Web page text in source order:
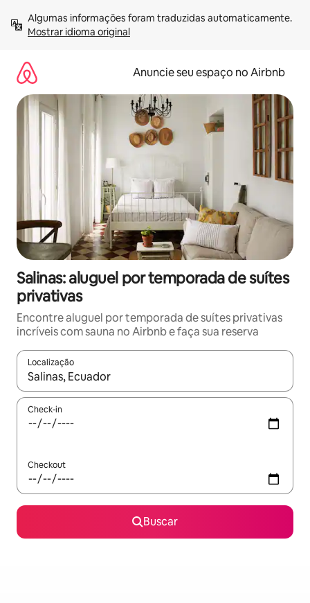
para
Mostrar idioma original
Anuncie seu espaço no Airbnb
Salinas: aluguel por temporada de suítes
privativas
Encontre aluguel por temporada de suítes privativas
incríveis com sauna no Airbnb e faça sua reserva
Localização
Quando os resultados estiverem disponíveis, explore-os
Check-in
Checkout
Buscar